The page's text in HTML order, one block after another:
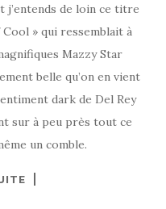
j’entends de loin ce titre
Cool » qui ressemblait à
Mazzy Star
belle qu’on en vient
dark de Del Rey
sur à peu près tout ce
un comble.